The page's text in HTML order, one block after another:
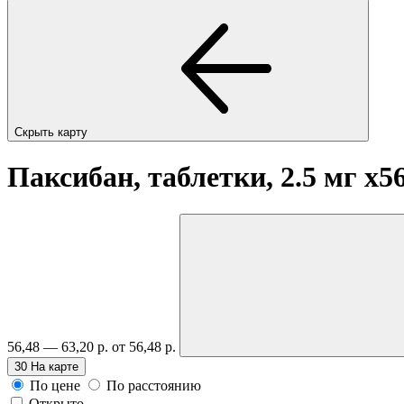
Скрыть карту
Паксибан, таблетки, 2.5 мг
56,48 — 63,20 р. от 56,48 р.
30 На карте
По цене
По расстоянию